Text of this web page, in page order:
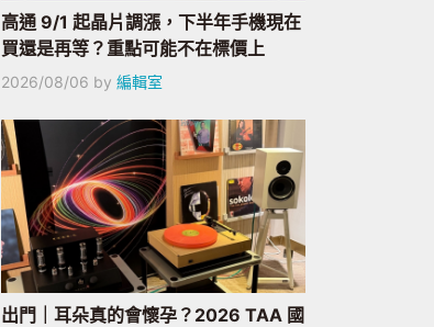
高通 9/1 起晶片調漲，下半年手機現在
買還是再等？重點可能不在標價上
2026/08/06 by 編輯室
出門｜耳朵真的會懷孕？2026 TAA 國